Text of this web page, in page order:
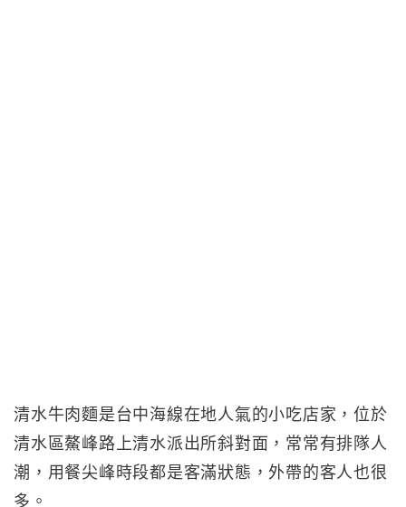
清水牛肉麵是台中海線在地人氣的小吃店家，位於
清水區鰲峰路上清水派出所斜對面，常常有排隊人
潮，用餐尖峰時段都是客滿狀態，外帶的客人也很
多。